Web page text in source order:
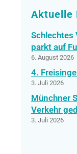
Aktuelle
Schlechtes
parkt auf
6. August 2026
4.
3. Juli 2026
Münchner
Verkehr
3. Juli 2026